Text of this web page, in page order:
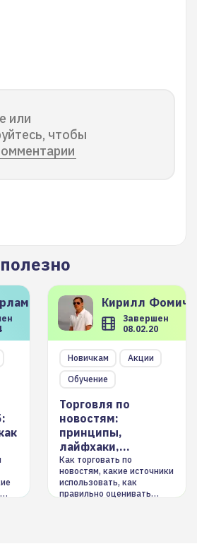
или
чтобы
Кирилл
Завершен
08.02.20
Новичкам
Акции
Обучение
Торговля по
новостям:
принципы,
лайфхаки,
инструменты
Как торговать по
новостям, какие источники
использовать, как
правильно оценивать